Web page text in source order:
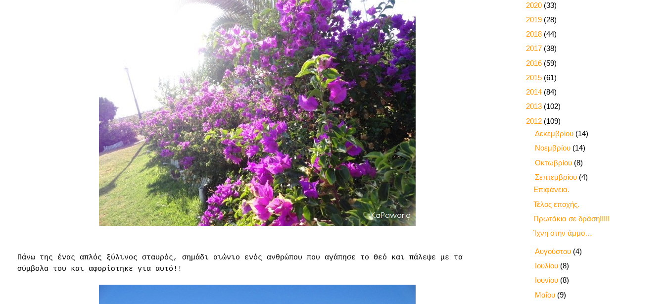
Πάνω της ένας απλός ξύλινος σταυρός, σημάδι αιώνιο ενός ανθρώπου που αγάπησε το Θεό και πάλεψε με τα
σύμβολα του και αφορίστηκε για αυτό!!
2020 (33)
2019 (28)
2018 (44)
2017 (38)
2016 (59)
2015 (61)
2014 (84)
2013 (102)
2012 (109)
Δεκεμβρίου (14)
Νοεμβρίου (14)
Οκτωβρίου (8)
Σεπτεμβρίου (4)
Επιφάνεια.
Τέλος εποχής.
Πρωτάκια σε δράση!!!!!
Ίχνη στην άμμο…
Αυγούστου (4)
Ιουλίου (8)
Ιουνίου (8)
Μαΐου (9)